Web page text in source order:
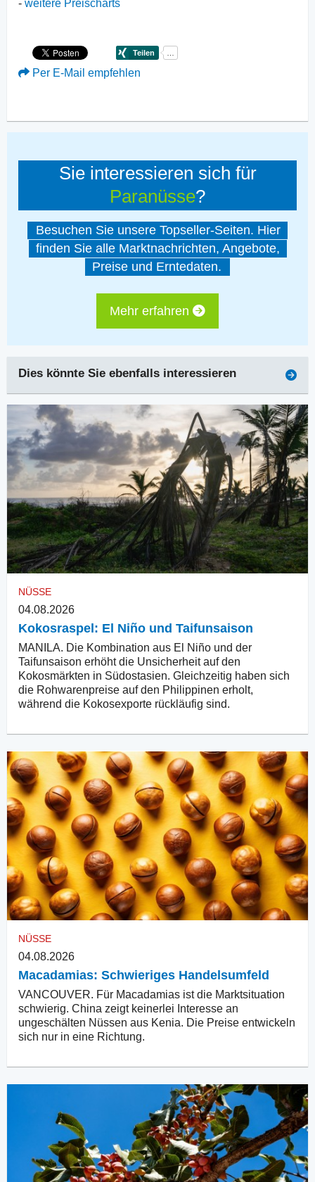
- weitere Preischarts
Per E-Mail empfehlen
Sie interessieren sich für
Paranüsse?
Besuchen Sie unsere Topseller-Seiten. Hier
finden Sie alle Marktnachrichten, Angebote,
Preise und Erntedaten.
Mehr erfahren
Dies könnte Sie ebenfalls interessieren
NÜSSE
04.08.2026
Kokosraspel: El Niño und Taifunsaison
MANILA. Die Kombination aus El Niño und der
Taifunsaison erhöht die Unsicherheit auf den
Kokosmärkten in Südostasien. Gleichzeitig haben sich
die Rohwarenpreise auf den Philippinen erholt,
während die Kokosexporte rückläufig sind.
NÜSSE
04.08.2026
Macadamias: Schwieriges Handelsumfeld
VANCOUVER. Für Macadamias ist die Marktsituation
schwierig. China zeigt keinerlei Interesse an
ungeschälten Nüssen aus Kenia. Die Preise entwickeln
sich nur in eine Richtung.